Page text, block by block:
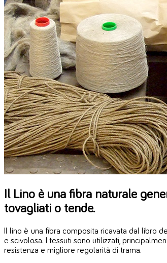
Il Lino è una fibra naturale
tovagliati o tende.
Il lino è una fibra composita ricavata dal libro
e scivolosa. I tessuti sono utilizzati,
resistenza e migliore regolarità di trama.